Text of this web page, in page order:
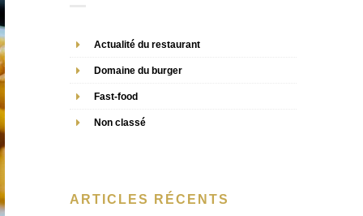
Actualité du restaurant
Domaine du burger
Fast-food
Non classé
ARTICLES RÉCENTS